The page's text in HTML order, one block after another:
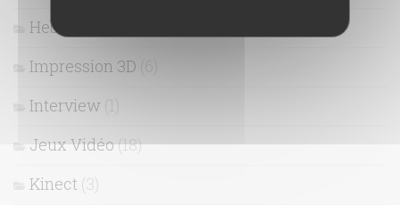
Hebergement
Impression 3D
Interview
Jeux Vidéo(18)
Kinect (3)